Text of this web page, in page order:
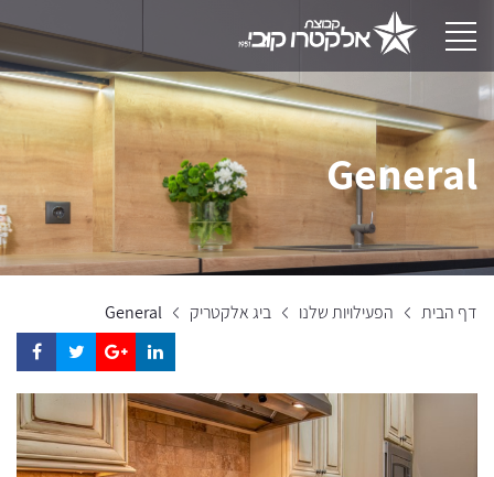
General
דף הבית הפעילויות שלנו ביג אלקטריק General